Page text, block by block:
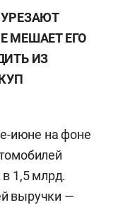
МЕШАЕТ ЕГО
ИЗ
июне на фоне
1,5 млрд.
выручки —